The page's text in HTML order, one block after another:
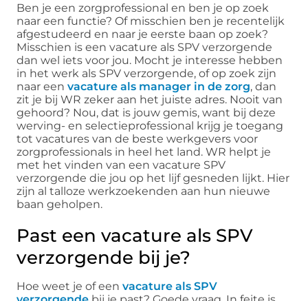
Ben je een zorgprofessional en ben je op zoek
naar een functie? Of misschien ben je recentelijk
afgestudeerd en naar je eerste baan op zoek?
Misschien is een vacature als SPV verzorgende
dan wel iets voor jou. Mocht je interesse hebben
in het werk als SPV verzorgende, of op zoek zijn
naar eenvacature als manager in de zorg, dan
zit je bij WR zeker aan het juiste adres. Nooit van
gehoord? Nou, dat is jouw gemis, want bij deze
werving- en selectieprofessional krijg je toegang
tot vacatures van de beste werkgevers voor
zorgprofessionals in heel het land. WR helpt je
met het vinden van een vacature SPV
verzorgende die jou op het lijf gesneden lijkt. Hier
zijn al talloze werkzoekenden aan hun nieuwe
baan geholpen.
Past een vacature als SPV
verzorgende bij je?
Hoe weet je of eenvacature als SPV